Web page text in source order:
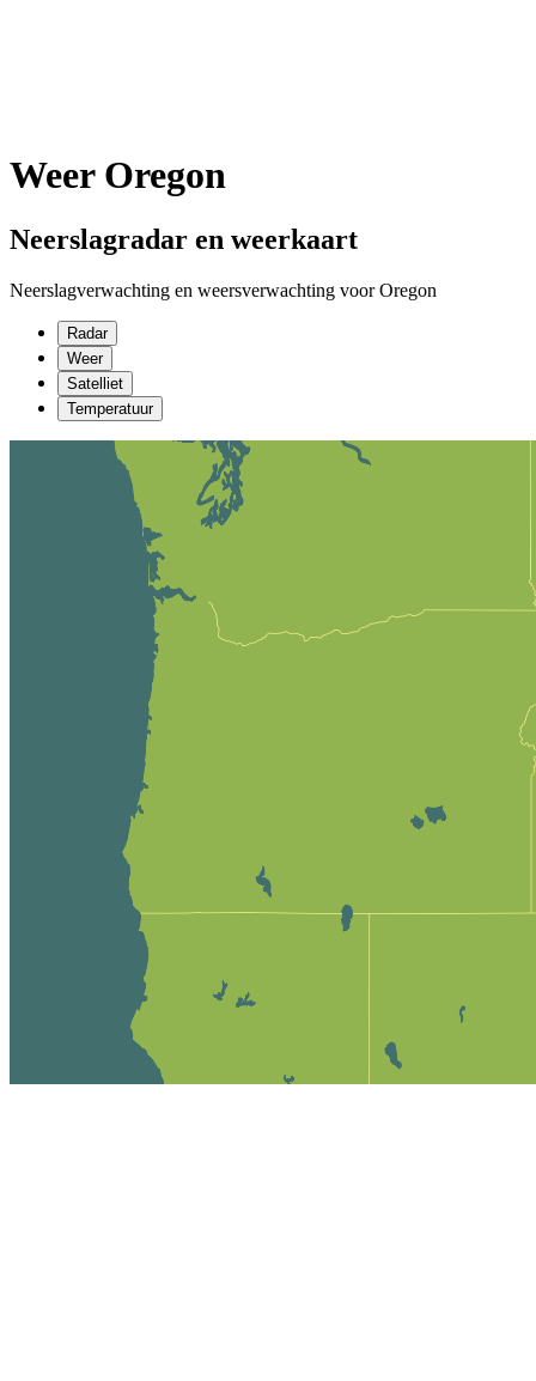
Weer Oregon
Neerslagradar en weerkaart
Neerslagverwachting en weersverwachting voor Oregon
Radar
Weer
Satelliet
Temperatuur